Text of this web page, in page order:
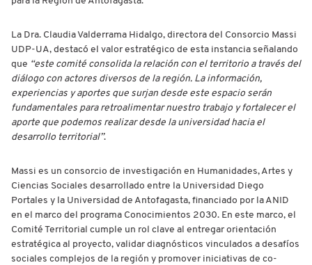
La Dra. Claudia Valderrama Hidalgo, directora del Consorcio Massi
UDP-UA, destacó el valor estratégico de esta instancia señalando
que “este comité consolida la relación con el territorio a través del
diálogo con actores diversos de la región. La información,
experiencias y aportes que surjan desde este espacio serán
fundamentales para retroalimentar nuestro trabajo y fortalecer el
aporte que podemos realizar desde la universidad hacia el
desarrollo territorial”.
Massi es un consorcio de investigación en Humanidades, Artes y
Ciencias Sociales desarrollado entre la Universidad Diego
Portales y la Universidad de Antofagasta, financiado por la ANID
en el marco del programa Conocimientos 2030. En este marco, el
Comité Territorial cumple un rol clave al entregar orientación
estratégica al proyecto, validar diagnósticos vinculados a desafíos
sociales complejos de la región y promover iniciativas de co-